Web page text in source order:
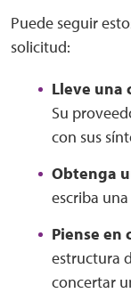
Puede seguir
solicitud:
Lleve una
Su
con sus
Obtenga
escriba
Piense en
estructura
concertar